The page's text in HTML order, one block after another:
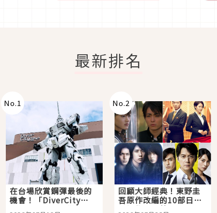
最新排名
No.1
在台場欣賞鋼彈最後的
機會！「DiverCity
Tokyo Plaza」搭船、
No.2
回顧大師經典！東野圭
吾原作改編的10部日本
影視作品推薦